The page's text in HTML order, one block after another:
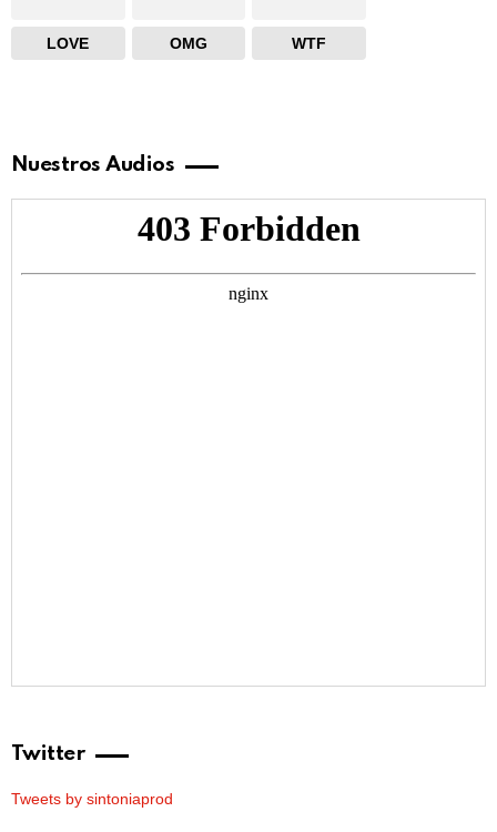
LOVE OMG WTF
Nuestros Audios
Twitter
Tweets by sintoniaprod